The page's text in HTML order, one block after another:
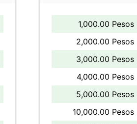
1,000.00 Pesos
2,000.00 Pesos
3,000.00 Pesos
4,000.00 Pesos
5,000.00 Pesos
10,000.00 Pesos